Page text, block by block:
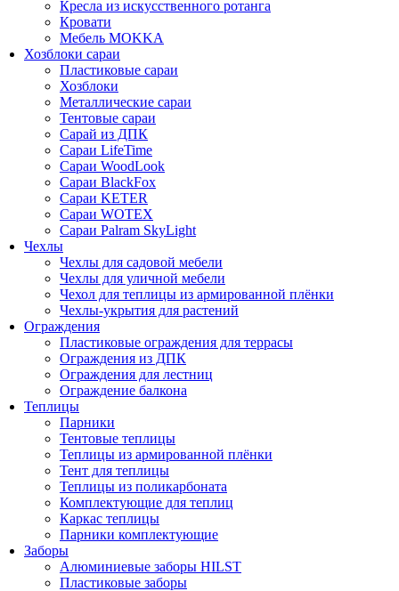
Кресла из искусственного ротанга
Кровати
Мебель MOKKA
Хозблоки сараи
Пластиковые сараи
Хозблоки
Металлические сараи
Тентовые сараи
Сарай из ДПК
Cараи LifeTime
Cараи WoodLook
Сараи BlackFox
Сараи KETER
Сараи WOTEX
Сараи Palram SkyLight
Чехлы
Чехлы для садовой мебели
Чехлы для уличной мебели
Чехол для теплицы из армированной плёнки
Чехлы-укрытия для растений
Ограждения
Пластиковые ограждения для террасы
Ограждения из ДПК
Ограждения для лестниц
Ограждение балкона
Теплицы
Парники
Тентовые теплицы
Теплицы из армированной плёнки
Тент для теплицы
Теплицы из поликарбоната
Комплектующие для теплиц
Каркас теплицы
Парники комплектующие
Заборы
Алюминиевые заборы HILST
Пластиковые заборы